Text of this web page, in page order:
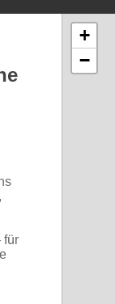
für
+
−